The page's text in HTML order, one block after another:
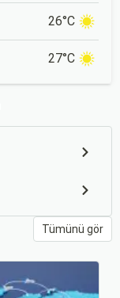
26°C
27°C
Tümünü gör